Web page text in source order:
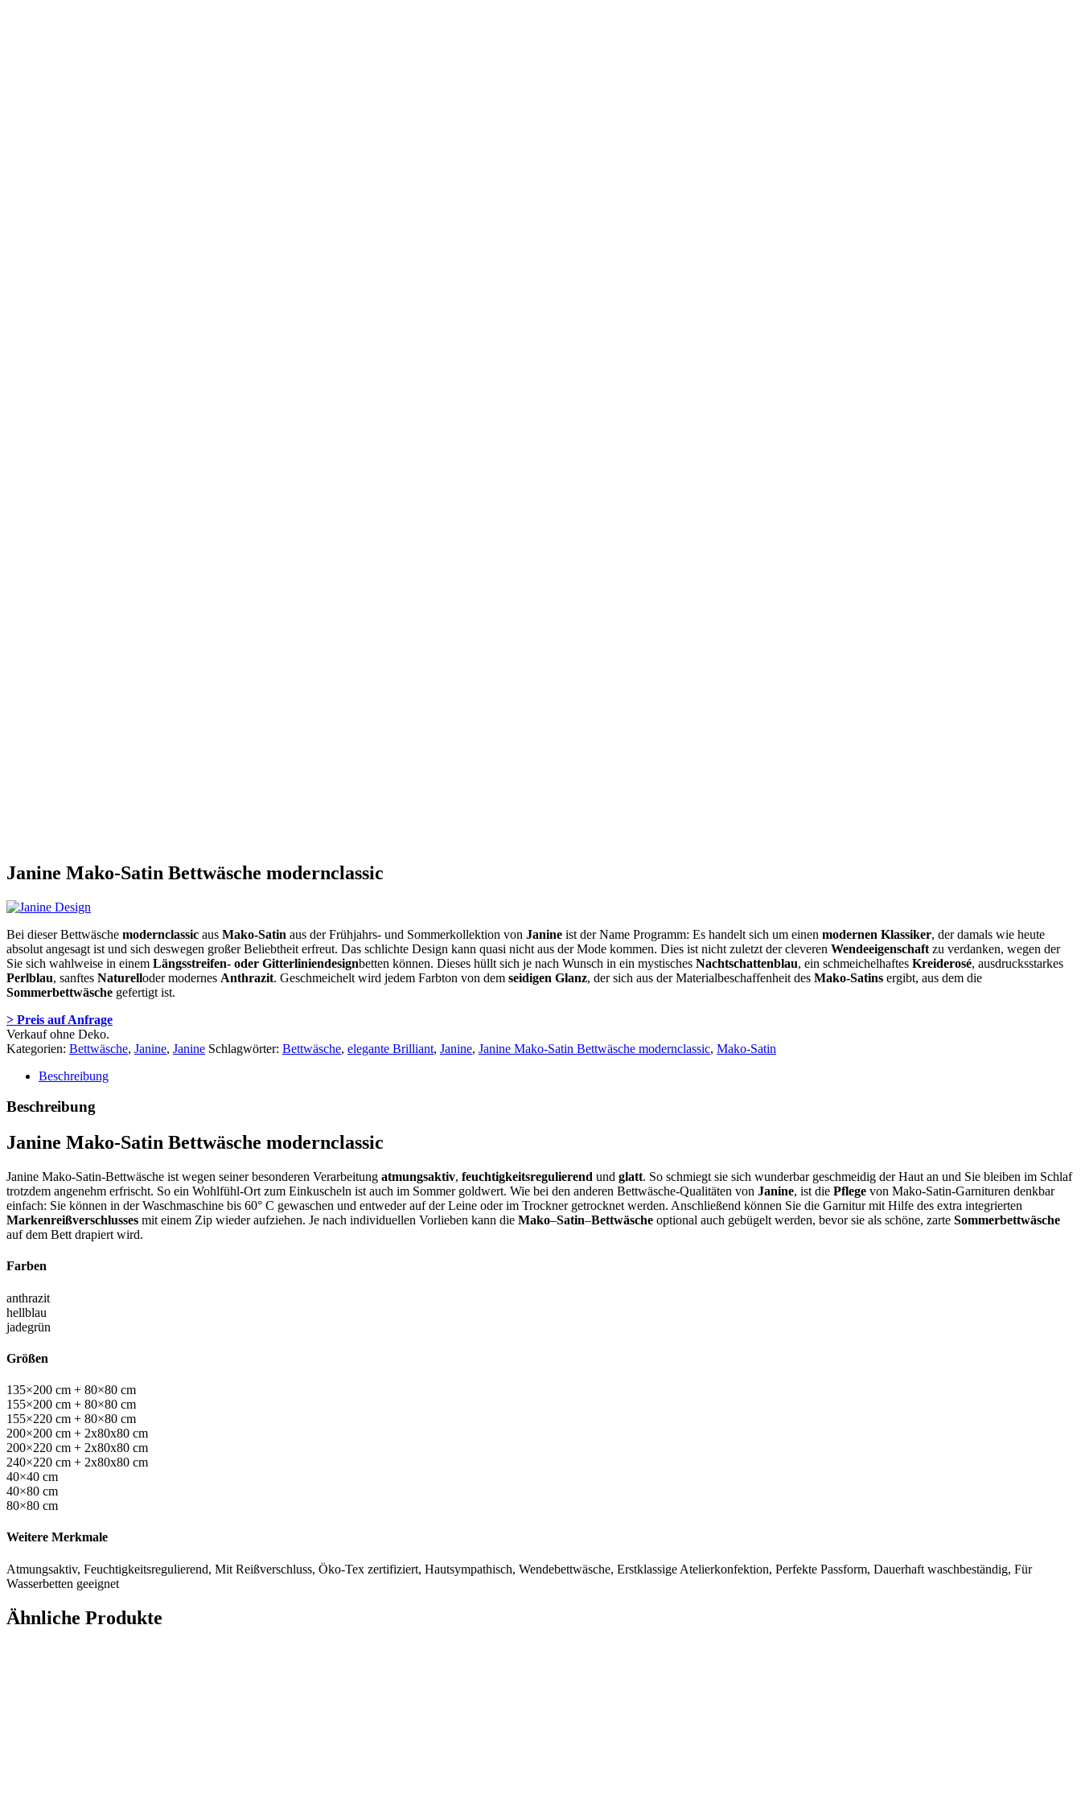
Janine Mako-Satin Bettwäsche modernclassic
Bei dieser Bettwäsche modernclassic aus Mako-Satin aus der Frühjahrs- und Sommerkollektion von Janine ist der Name Programm: Es handelt sich um einen modernen Klassiker, der damals wie heute
absolut angesagt ist und sich deswegen großer Beliebtheit erfreut. Das schlichte Design kann quasi nicht aus der Mode kommen. Dies ist nicht zuletzt der cleveren Wendeeigenschaft zu verdanken, wegen der
Sie sich wahlweise in einem Längsstreifen- oder Gitterliniendesignbetten können. Dieses hüllt sich je nach Wunsch in ein mystisches Nachtschattenblau, ein schmeichelhaftes Kreiderosé, ausdrucksstarkes
Perlblau, sanftes Naturelloder modernes Anthrazit. Geschmeichelt wird jedem Farbton von dem seidigen Glanz, der sich aus der Materialbeschaffenheit des Mako-Satins ergibt, aus dem die
Sommerbettwäsche gefertigt ist.
> Preis auf Anfrage
Verkauf ohne Deko.
Kategorien: Bettwäsche, Janine, Janine Schlagwörter: Bettwäsche, elegante Brilliant, Janine, Janine Mako-Satin Bettwäsche modernclassic, Mako-Satin
Beschreibung
Beschreibung
Janine Mako-Satin Bettwäsche modernclassic
Janine Mako-Satin-Bettwäsche ist wegen seiner besonderen Verarbeitung atmungsaktiv, feuchtigkeitsregulierend und glatt. So schmiegt sie sich wunderbar geschmeidig der Haut an und Sie bleiben im Schlaf
trotzdem angenehm erfrischt. So ein Wohlfühl-Ort zum Einkuscheln ist auch im Sommer goldwert. Wie bei den anderen Bettwäsche-Qualitäten von Janine, ist die Pflege von Mako-Satin-Garnituren denkbar
einfach: Sie können in der Waschmaschine bis 60° C gewaschen und entweder auf der Leine oder im Trockner getrocknet werden. Anschließend können Sie die Garnitur mit Hilfe des extra integrierten
Markenreißverschlusses mit einem Zip wieder aufziehen. Je nach individuellen Vorlieben kann die Mako–Satin–Bettwäsche optional auch gebügelt werden, bevor sie als schöne, zarte Sommerbettwäsche
auf dem Bett drapiert wird.
Farben
anthrazit
hellblau
jadegrün
Größen
135×200 cm + 80×80 cm
155×200 cm + 80×80 cm
155×220 cm + 80×80 cm
200×200 cm + 2x80x80 cm
200×220 cm + 2x80x80 cm
240×220 cm + 2x80x80 cm
40×40 cm
40×80 cm
80×80 cm
Weitere Merkmale
Atmungsaktiv, Feuchtigkeitsregulierend, Mit Reißverschluss, Öko-Tex zertifiziert, Hautsympathisch, Wendebettwäsche, Erstklassige Atelierkonfektion, Perfekte Passform, Dauerhaft waschbeständig, Für
Wasserbetten geeignet
Ähnliche Produkte